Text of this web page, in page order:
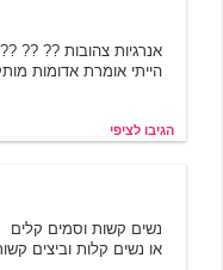
אנרגיות צהובות ?? ?? ??
הייתי אומרת אדומות
הגיבו לציפי
נשים קשות וסמים קלים
או נשים קלות וביצים